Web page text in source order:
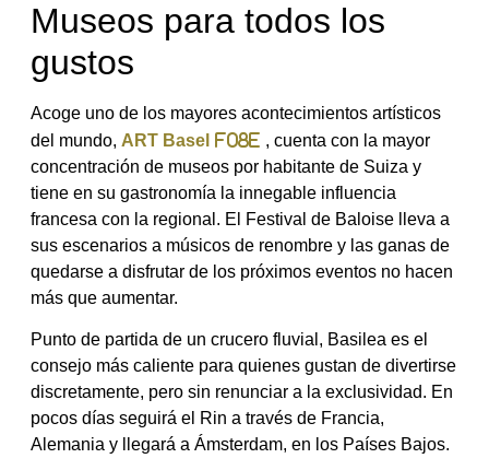
Museos para todos los
gustos
Acoge uno de los mayores acontecimientos artísticos
del mundo, ART Basel
, cuenta con la mayor
concentración de museos por habitante de Suiza y
tiene en su gastronomía la innegable influencia
francesa con la regional. El Festival de Baloise lleva a
sus escenarios a músicos de renombre y las ganas de
quedarse a disfrutar de los próximos eventos no hacen
más que aumentar.
Punto de partida de un crucero fluvial, Basilea es el
consejo más caliente para quienes gustan de divertirse
discretamente, pero sin renunciar a la exclusividad. En
pocos días seguirá el Rin a través de Francia,
Alemania y llegará a Ámsterdam, en los Países Bajos.